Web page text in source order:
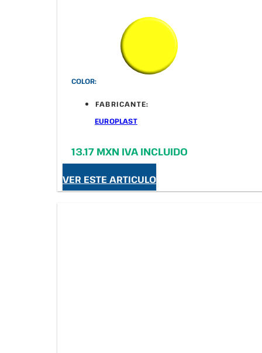
COLOR:
FABRICANTE:
EUROPLAST
13.17 MXN IVA INCLUIDO
VER ESTE ARTICULO